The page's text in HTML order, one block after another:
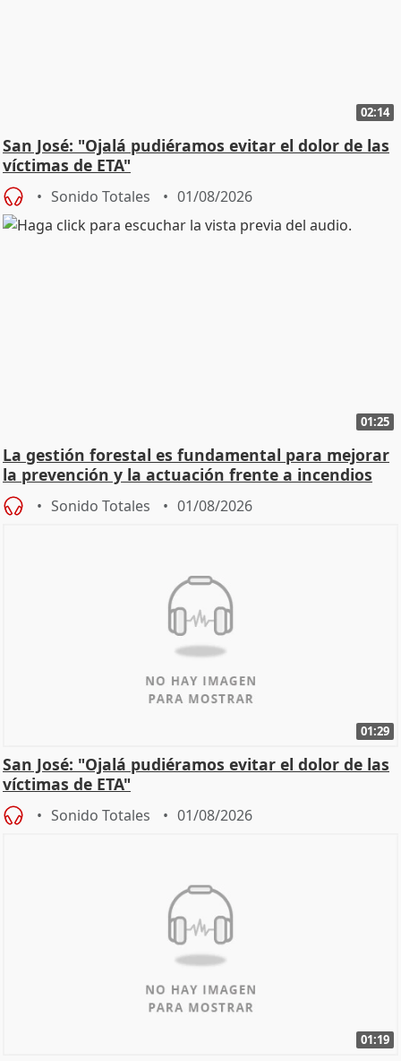
02:14
San José: "Ojalá pudiéramos evitar el dolor de las
víctimas de ETA"
Sonido Totales 01/08/2026
01:25
La gestión forestal es fundamental para mejorar
la prevención y la actuación frente a incendios
Sonido Totales 01/08/2026
01:29
San José: "Ojalá pudiéramos evitar el dolor de las
víctimas de ETA"
Sonido Totales 01/08/2026
01:19